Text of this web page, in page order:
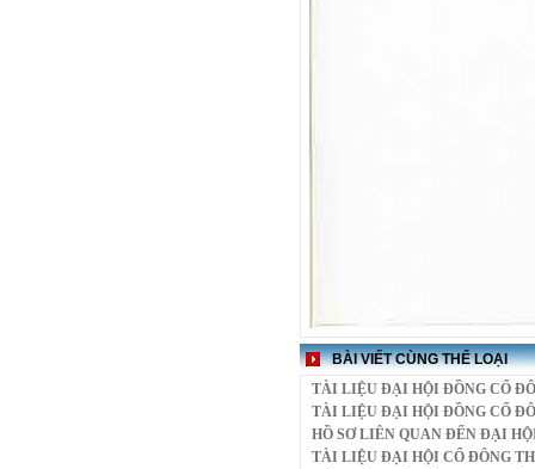
BÀI VIẾT CÙNG THỂ LOẠI
TÀI LIỆU ĐẠI HỘI ĐỒNG CỔ
TÀI LIỆU ĐẠI HỘI ĐỒNG CỔ
HỒ SƠ LIÊN QUAN ĐẾN ĐẠI
TÀI LIỆU ĐẠI HỘI CỔ ĐÔNG